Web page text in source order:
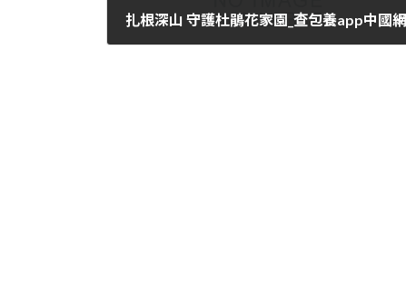
扎根深山 守護杜鵑花家園_查包養app中國網